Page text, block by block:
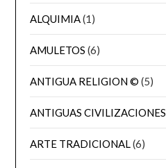
ALQUIMIA(1)
AMULETOS (6)
ANTIGUA RELIGION © (5)
ANTIGUAS CIVILIZACIONES
ARTE TRADICIONAL(6)